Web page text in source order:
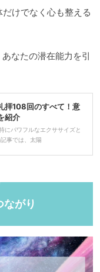
けでなく心も整える
なたの潜在能力を引
拝108回のすべて！意
紹介
にパワフルなエクササイズと
事では、太陽
がり